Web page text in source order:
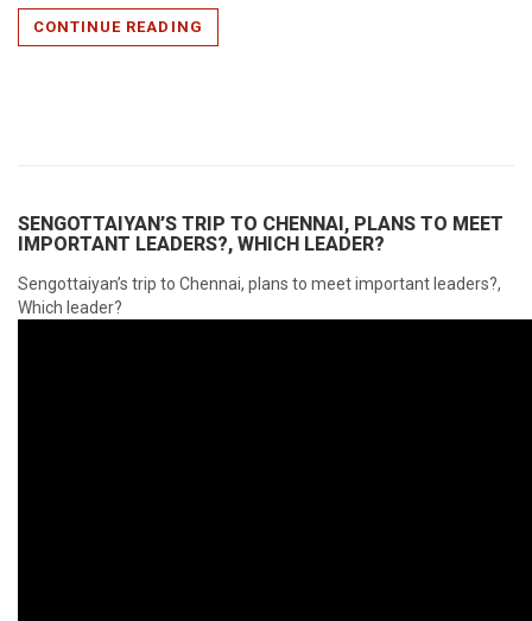
CONTINUE READING
SENGOTTAIYAN’S TRIP TO CHENNAI, PLANS TO MEET
IMPORTANT LEADERS?, WHICH LEADER?
Sengottaiyan’s trip to Chennai, plans to meet important leaders?,
Which leader?